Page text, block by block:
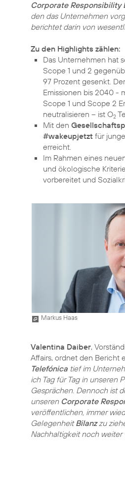
Corporate Responsibility
den das Unternehmen
berichtet darin von
Zu den Highlights zählen:
Das Unternehmen hat
Scope 1 und 2
97 Prozent gesenkt.
Emissionen bis 2040 -
Scope 1 und Scope 2
neutralisieren – ist O2
Mit den
#wakeupjetzt für
erreicht.
Im Rahmen eines
und ökologische
vorbereitet und
Markus Haas
Valentina Daiber,
Affairs, ordnet den Bericht
Telefónica tief im
ich Tag für Tag in unseren
Gesprächen. Dennoch ist
unseren Corporate
veröffentlichen, immer
GelegenheitBilanzzu
Nachhaltigkeit noch weiter